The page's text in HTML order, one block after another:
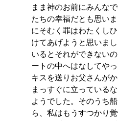
まま神のお前にみんな
たちの幸福だとも思い
にそむく罪はわたくし
けてあげようと思いま
いるとそれができない
ートの中へはなしてや
キスを送りお父さんが
まっすぐに立っている
ようでした。そのうち
ら、私はもうすつかり